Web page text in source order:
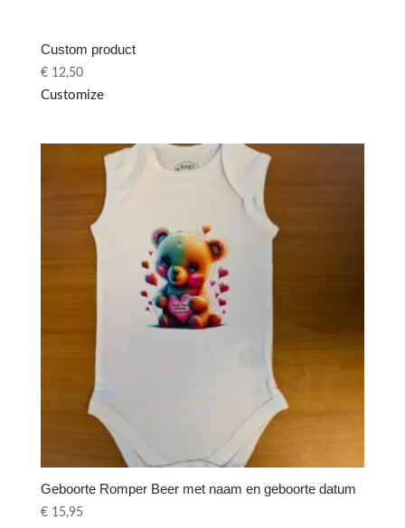
Custom product
€12,50
Customize
Geboorte Romper Beer met naam en geboorte datum
€15,95